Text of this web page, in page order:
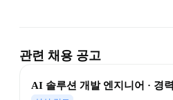
관련 채용 공고
AI 솔루션 개발 엔지니어 · 경